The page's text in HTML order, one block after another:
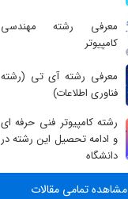
معرفی رشته مهندسی
کامپیوتر
معرفی رشته آی تی (رشته
فناوری اطلاعات)
رشته کامپیوتر فنی حرفه ای
و ادامه تحصیل این رشته در
دانشگاه
مشاهده تمامی مقالات